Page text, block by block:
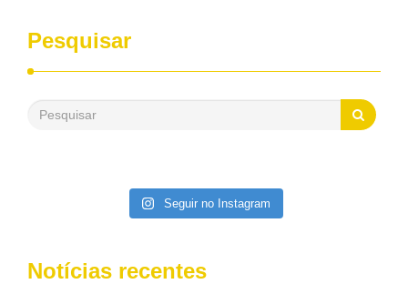
desenvolvimento dos seus municípios e, somente o ano
passado, essa Fundação distribuiu mais de três bilhões de
reais, com suas maravilhosas ações, dentre alas, mais de
saneamento básico, em pequenas comunidades rurais.
Patriota disse ainda que, mesmo sem mandato,
Pesquisar
Seguir no Instagram
Notícias recentes